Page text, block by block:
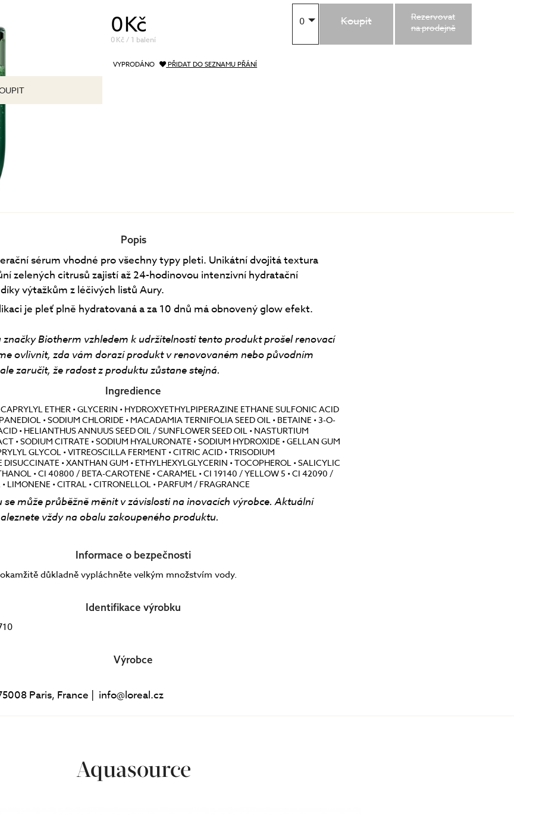
0 Kč
0 Kč / 1 balení
0 Koupit
Rezervovat
na prodejně
VYPRODÁNO PŘIDAT DO SEZNAMU PŘÁNÍ
Popis
sérum vhodné pro všechny typy pleti. Unikátní dvojitá textura
zelených citrusů zajistí až 24-hodinovou intenzivní hydratační
výtažkům z léčivých listů Aury.
je pleť plně hydratovaná a za 10 dnů má obnovený glow efekt.
značky Biotherm vzhledem k udržitelnosti tento produkt prošel renovací
ovlivnit, zda vám dorazí produkt v renovovaném nebo původním
zaručit, že radost z produktu zůstane stejná.
Ingredience
ETHER • GLYCERIN • HYDROXYETHYLPIPERAZINE ETHANE SULFONIC ACID
• SODIUM CHLORIDE • MACADAMIA TERNIFOLIA SEED OIL • BETAINE • 3-O-
• HELIANTHUS ANNUUS SEED OIL / SUNFLOWER SEED OIL • NASTURTIUM
• SODIUM CITRATE • SODIUM HYALURONATE • SODIUM HYDROXIDE • GELLAN GUM
GLYCOL • VITREOSCILLA FERMENT • CITRIC ACID • TRISODIUM
• XANTHAN GUM • ETHYLHEXYLGLYCERIN • TOCOPHEROL • SALICYLIC
• CI 40800 / BETA-CAROTENE • CARAMEL • CI 19140 / YELLOW 5 • CI 42090 /
LIMONENE • CITRAL • CITRONELLOL • PARFUM / FRAGRANCE
se může průběžně měnit v závislosti na inovacích výrobce. Aktuální
vždy na obalu zakoupeného produktu.
Informace o bezpečnosti
důkladně vypláchněte velkým množstvím vody.
Identifikace výrobku
Výrobce
Paris, France | info@loreal.cz
Aquasource